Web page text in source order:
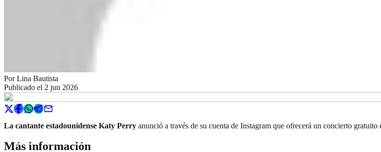
PorLina Bautista
Publicado el 2 jun 2026
La cantante estadounidense Katy Perry anunció a través de su cuenta de Instagram que ofrecerá un concierto
Más información